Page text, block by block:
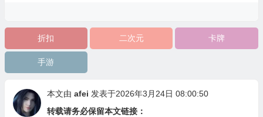
折扣 二次元 卡牌
手游
本文由 afei 发表于2026年3月24日 08:00:50
转载请务必保留本文链接：